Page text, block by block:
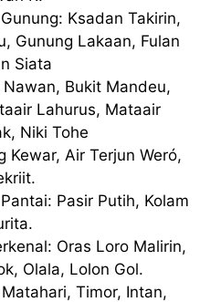
Ksadan Takirin,
Gunung Lakaan, Fulan
Siata
Bukit Mandeu,
Lahurus, Mataair
Niki Tohe
Kewar, Air Terjun Weró,
Pasir Putih, Kolam
Oras Loro Malirin,
Olala, Lolon Gol.
Timor, Intan,